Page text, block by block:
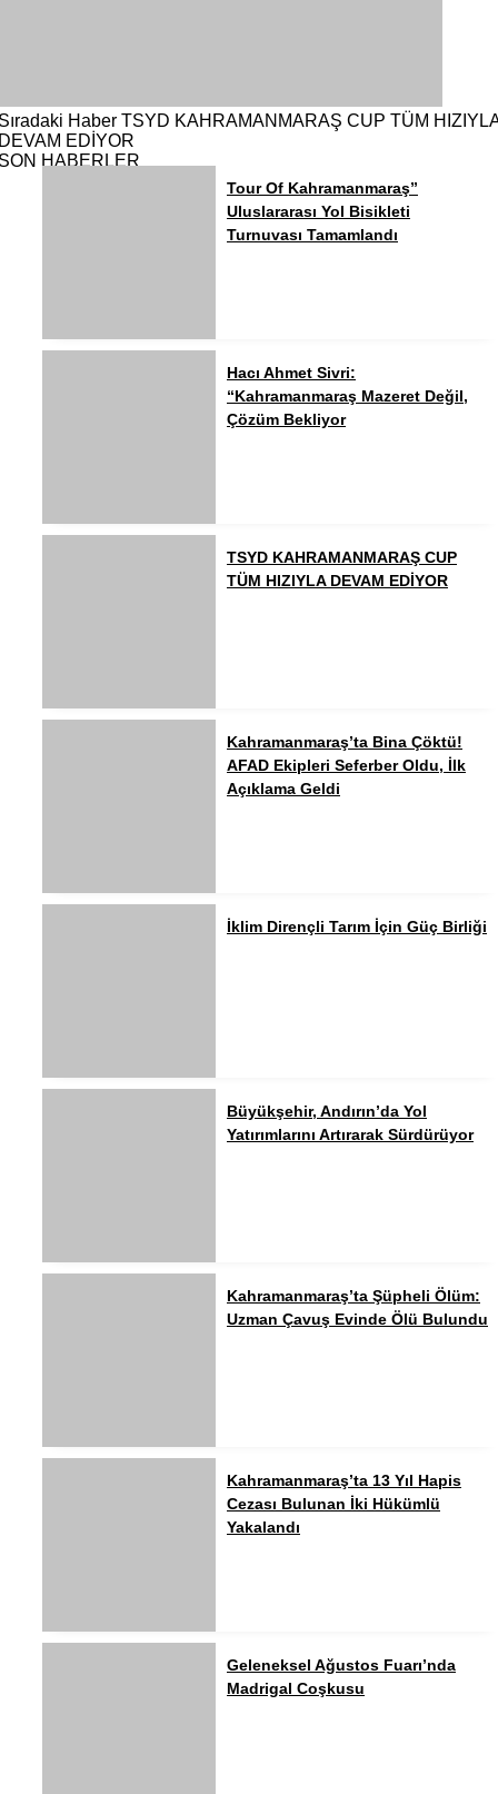
Haber TSYD KAHRAMANMARAŞ CUP TÜM
EDİYOR
HABERLER
Tour Of Kahramanmaraş”
Uluslararası Yol Bisikleti
Turnuvası Tamamlandı
Hacı Ahmet Sivri:
“Kahramanmaraş Mazeret Değil,
Çözüm Bekliyor
TSYD KAHRAMANMARAŞ CUP
TÜM HIZIYLA DEVAM EDİYOR
Kahramanmaraş’ta Bina Çöktü!
AFAD Ekipleri Seferber Oldu, İlk
Açıklama Geldi
İklim Dirençli Tarım İçin Güç Birliği
Büyükşehir, Andırın’da Yol
Yatırımlarını Artırarak Sürdürüyor
Kahramanmaraş’ta Şüpheli Ölüm:
Uzman Çavuş Evinde Ölü Bulundu
Kahramanmaraş’ta 13 Yıl Hapis
Cezası Bulunan İki Hükümlü
Yakalandı
Geleneksel Ağustos Fuarı’nda
Madrigal Coşkusu